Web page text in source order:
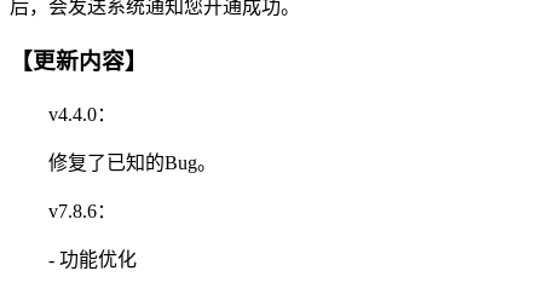
后，会发送系统通知您开通成功。
【更新内容】
v4.4.0：
修复了已知的Bug。
v7.8.6：
- 功能优化